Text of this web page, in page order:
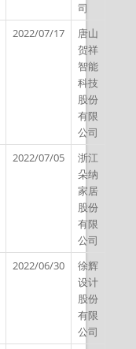
司
2022/07/17
唐山
贺祥
智能
科技
股份
有限
公司
2022/07/05
浙江
朵纳
家居
股份
有限
公司
2022/06/30
徐辉
设计
股份
有限
公司